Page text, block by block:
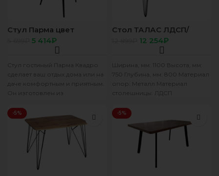
Стул Парма цвет
Черный, сидение ткань
БЭСТ бежевый
5 414₽
Стул гостиный Парма Квадро
сделает ваш отдых дома или на
даче комфортным и приятным.
Он изготовлен из
материалов, поэтому
Стол ТАЛАС ЛДСП/
1100*800 Сосна
санторини Z900 черный
12 254₽
Ширина, мм: 1100 Высота, мм:
750 Глубина, мм: 800 Материал
опор: Металл Материал
столешницы: ЛДСП
-5% -5%